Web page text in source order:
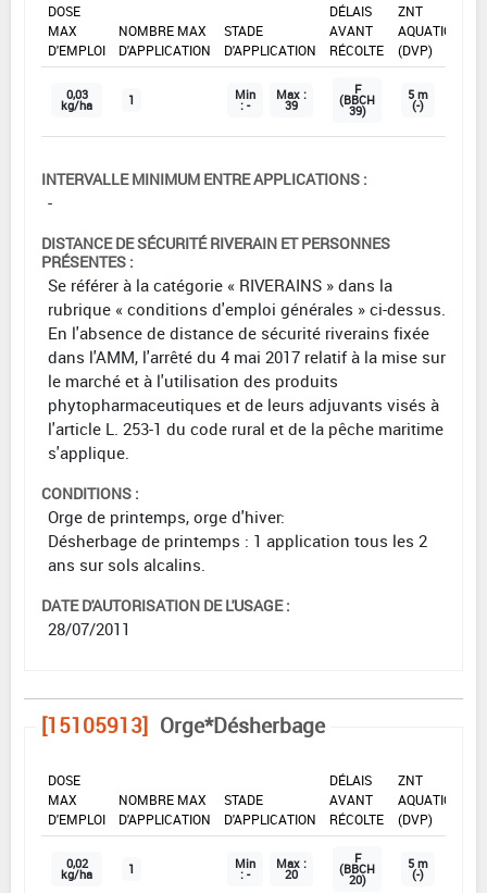
DOSE
MAX
D'EMPLOI
NOMBRE MAX
D'APPLICATION
STADE
D'APPLICATION
DÉLAIS
AVANT
RÉCOLTE
ZNT
AQUATIQUE
(DVP)
0,03
kg/ha 1 Min
: -
Max :
39
F
(BBCH
39)
5 m
(-)
INTERVALLE MINIMUM ENTRE APPLICATIONS :
-
DISTANCE DE SÉCURITÉ RIVERAIN ET PERSONNES
PRÉSENTES :
Se référer à la catégorie « RIVERAINS » dans la
rubrique « conditions d'emploi générales » ci-dessus.
En l'absence de distance de sécurité riverains fixée
dans l'AMM, l'arrêté du 4 mai 2017 relatif à la mise sur
le marché et à l'utilisation des produits
phytopharmaceutiques et de leurs adjuvants visés à
l'article L. 253-1 du code rural et de la pêche maritime
s'applique.
CONDITIONS :
Orge de printemps, orge d'hiver:
Désherbage de printemps : 1 application tous les 2
ans sur sols alcalins.
DATE D'AUTORISATION DE L'USAGE :
28/07/2011
[15105913] Orge*Désherbage
DOSE
MAX
D'EMPLOI
NOMBRE MAX
D'APPLICATION
STADE
D'APPLICATION
DÉLAIS
AVANT
RÉCOLTE
ZNT
AQUATIQUE
(DVP)
0,02
kg/ha 1 Min
: -
Max :
20
F
(BBCH
20)
5 m
(-)